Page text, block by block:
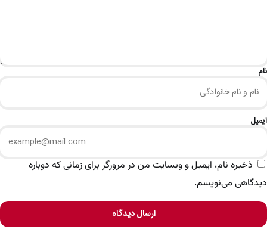
نام
ایمیل
ذخیره نام، ایمیل و وبسایت من در مرورگر برای زمانی که دوباره
دیدگاهی می‌نویسم.
ارسال دیدگاه